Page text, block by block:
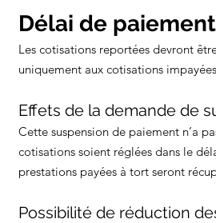
Délai de paiement
Les cotisations reportées devront
uniquement aux cotisations
Effets de la demande de
Cette suspension de paiement n’a
cotisations soient réglées dans le
prestations payées à tort seront
Possibilité de réduction